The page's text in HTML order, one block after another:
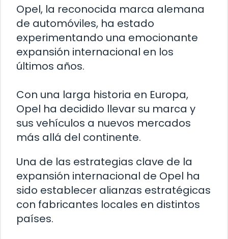
Opel, la reconocida marca alemana
de automóviles, ha estado
experimentando una emocionante
expansión internacional en los
últimos años.
Con una larga historia en Europa,
Opel ha decidido llevar su marca y
sus vehículos a nuevos mercados
más allá del continente.
Una de las estrategias clave de la
expansión internacional de Opel ha
sido establecer alianzas estratégicas
con fabricantes locales en distintos
países.